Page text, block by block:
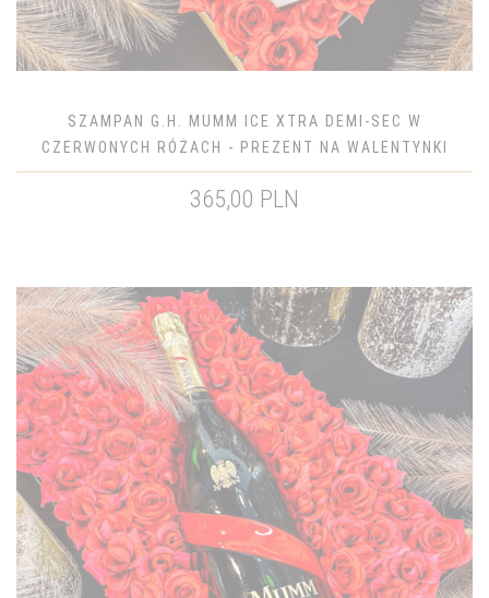
SZAMPAN G.H. MUMM ICE XTRA DEMI-SEC W
CZERWONYCH RÓŻACH - PREZENT NA WALENTYNKI
365,00 PLN